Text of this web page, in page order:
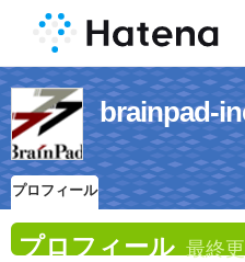
brainpad-
プロフィール
プロフィール 最終